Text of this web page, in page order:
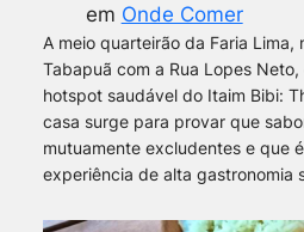
em Onde Comer
A meio quarteirão da Faria Lima,
Tabapuã com a Rua Lopes
hotspot saudável do Itaim Bibi:
casa surge para provar que
mutuamente excludentes e que
experiência de alta gastronomia